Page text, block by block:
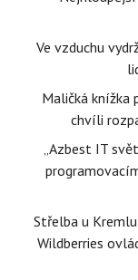
Ve vzduchu
Maličká knížka
chvíli
„Azbest IT
Střelba u
Wildberries